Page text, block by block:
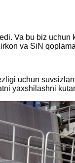
Va bu biz uchun
va SiN
uchun
yaxshilashni